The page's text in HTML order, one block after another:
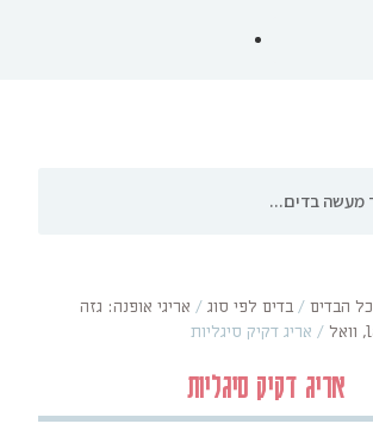
כל הבדים /בדים לפי סוג / אריגי אופנה: גזה
/ אריג דקיק סיגליות
אריג דקיק סיגליות